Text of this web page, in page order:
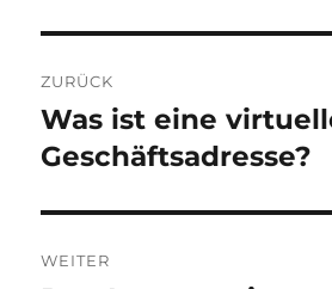
ZURÜCK
Vorheriger
Beitrag:
Was ist eine
Geschäftsadresse?
WEITER